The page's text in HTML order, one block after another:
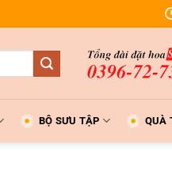
BỘ SƯU TẬP QUÀ